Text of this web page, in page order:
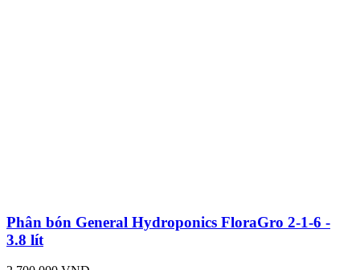
Phân bón General Hydroponics FloraGro 2-1-6 -
3.8 lít